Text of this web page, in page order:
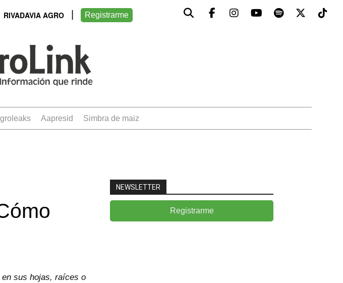
RIVADAVIA AGRO Registrarme
Agroleaks aapresid simbra de maiz
sus hojas, raíces o
NEWSLETTER
Registrarme